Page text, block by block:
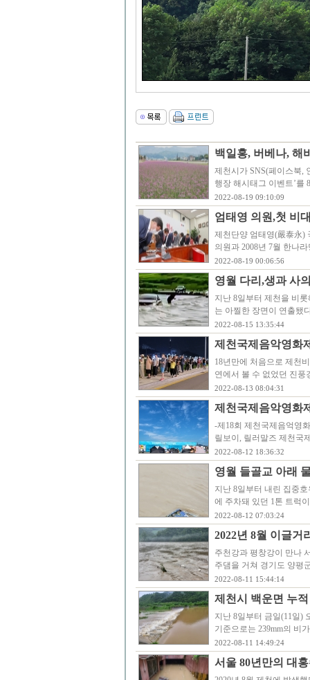
백일홍, 버베나, 해
제천시가 SNS(페이스북,
행장 해시태그 이벤트’를
2022-08-19 09:10:09
엄태영 의원,첫 비
제천단양 엄태영(嚴泰永)
의원과 2008년 7월 한나
2022-08-19 00:06:56
영월 다리,생과 사
지난 8일부터 제천을 비
는 아찔한 장면이 연출됐
2022-08-15 13:35:44
제천국제음악영화
18년만에 처음으로 제천
연에서 볼 수 없었던 진
2022-08-13 08:04:31
제천국제음악영화
-제18회 제천국제음억영
릴보이, 릴러말즈 제천국
2022-08-12 18:36:32
영월 들골교 아래
지난 8일부터 내린 집중
에 주차돼 있던 1톤 트럭
2022-08-12 07:03:24
2022년 8월 이글거
주천강과 평창강이 만나
주댐을 거쳐 경기도 양평
2022-08-11 15:44:14
제천시 백운면 누
지난 8일부터 금일(11일)
기준으로는 239mm의 비
2022-08-11 14:49:24
서울 80년만의 대